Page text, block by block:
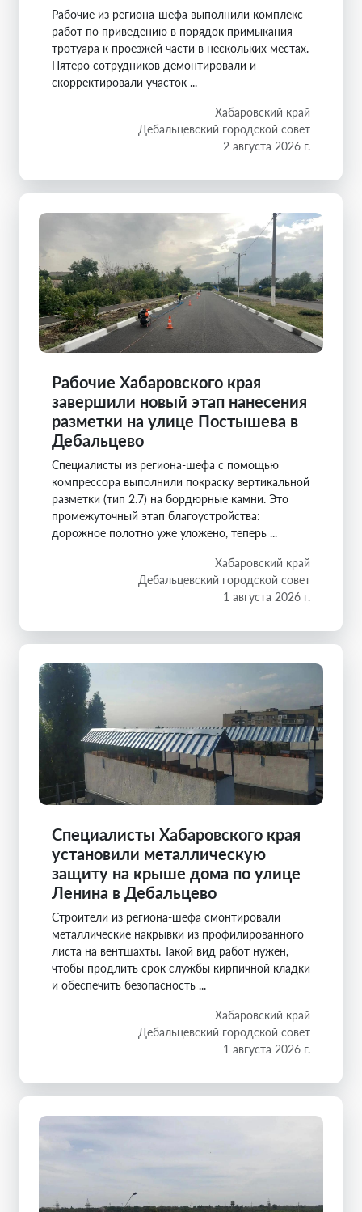
Рабочие из региона-шефа выполнили комплекс
работ по приведению в порядок примыкания
тротуара к проезжей части в нескольких местах.
Пятеро сотрудников демонтировали и
скорректировали участок ...
Хабаровский край
Дебальцевский городской совет
2 августа 2026 г.
Рабочие Хабаровского края
завершили новый этап нанесения
разметки на улице Постышева в
Дебальцево
Специалисты из региона-шефа с помощью
компрессора выполнили покраску вертикальной
разметки (тип 2.7) на бордюрные камни. Это
промежуточный этап благоустройства:
дорожное полотно уже уложено, теперь ...
Хабаровский край
Дебальцевский городской совет
1 августа 2026 г.
Специалисты Хабаровского края
установили металлическую
защиту на крыше дома по улице
Ленина в Дебальцево
Строители из региона-шефа смонтировали
металлические накрывки из профилированного
листа на вентшахты. Такой вид работ нужен,
чтобы продлить срок службы кирпичной кладки
и обеспечить безопасность ...
Хабаровский край
Дебальцевский городской совет
1 августа 2026 г.